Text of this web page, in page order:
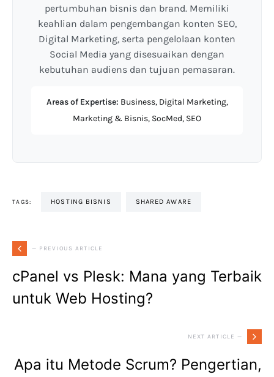
pertumbuhan bisnis dan brand. Memiliki
keahlian dalam pengembangan konten SEO,
Digital Marketing, serta pengelolaan konten
Social Media yang disesuaikan dengan
kebutuhan audiens dan tujuan pemasaran.
Areas of Expertise: Business, Digital Marketing,
Marketing & Bisnis, SocMed, SEO
TAGS: HOSTING BISNIS SHARED AWARE
— PREVIOUS ARTICLE
cPanel vs Plesk: Mana yang Terbaik
untuk Web Hosting?
NEXT ARTICLE —
Apa itu Metode Scrum? Pengertian,